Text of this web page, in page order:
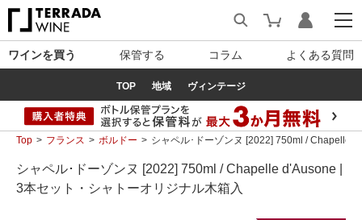
ワインを買う 保管する コラム よくある質問
TOP 地域 ヴィンテージ
Top フランス ボルドー シャペル･ドーゾンヌ [2022] 750ml / Chapelle
シャペル･ドーゾンヌ [2022] 750ml / Chapelle d'Ausone |
3本セット・シャトーオリジナル木箱入